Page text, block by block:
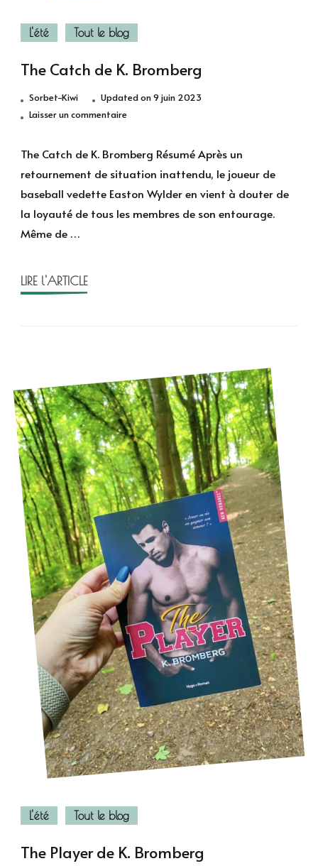
L'été Tout le blog
The Catch de K. Bromberg
Sorbet-Kiwi Updated on9 juin 2023
Laisser un commentairesur
Catch
K.
Bromberg
The Catch de K. Bromberg Résumé Après un
retournement de situation inattendu, le joueur de
baseball vedette Easton Wylder en vient à douter de
la loyauté de tous les membres de son entourage.
Même de …
LIRE l'ARTICLE
L'été Tout le blog
The Player de K. Bromberg